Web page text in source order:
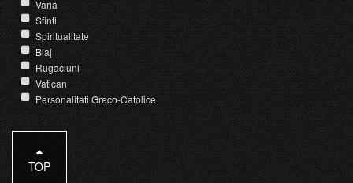
Varia
Sfinti
Spiritualitate
Blaj
Rugaciuni
Vatican
Personalitati Greco-Catolice
TOP